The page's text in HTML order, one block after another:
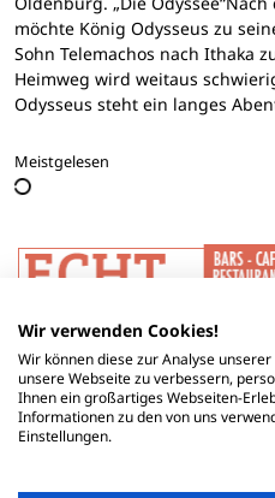
möchte König Odysseus zu
Sohn Telemachos nach Ithaka
Heimweg wird weitaus
Odysseus steht ein langes
Meistgelesen
Wir verwenden Cookies!
Wir können diese zur Analyse
unsere Webseite zu verbessern,
Ihnen ein großartiges Webseiten-
Informationen zu den von uns
Einstellungen.